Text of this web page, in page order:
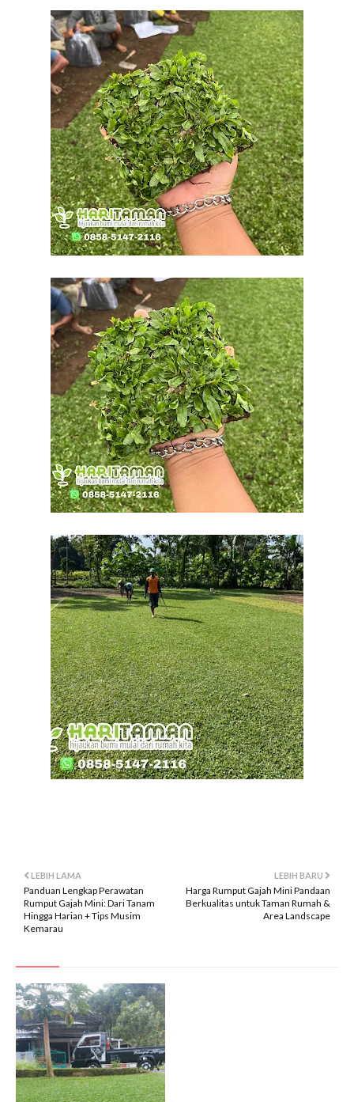
LEBIH BARU
Harga Rumput Gajah Mini Pandaan
Berkualitas untuk Taman Rumah &
Area Landscape
LEBIH LAMA
Panduan Lengkap Perawatan
Rumput Gajah Mini: Dari Tanam
Hingga Harian + Tips Musim
Kemarau